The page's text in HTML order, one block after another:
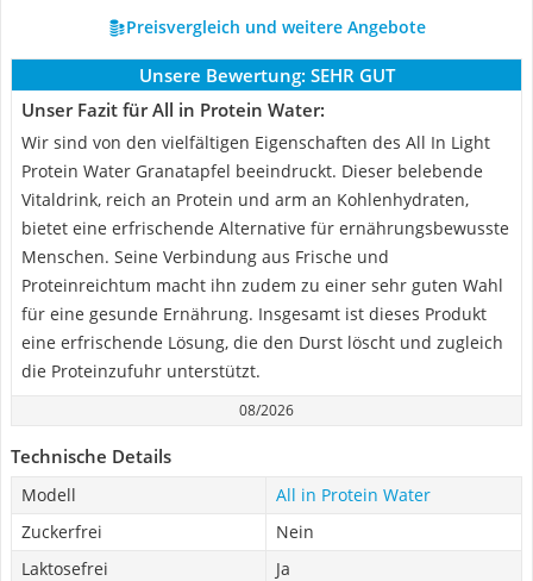
Preisvergleich und weitere Angebote
Unsere Bewertung: SEHR GUT
Unser Fazit für All in Protein Water:
Wir sind von den vielfältigen Eigenschaften des All In Light
Protein Water Granatapfel beeindruckt. Dieser belebende
Vitaldrink, reich an Protein und arm an Kohlenhydraten,
bietet eine erfrischende Alternative für ernährungsbewusste
Menschen. Seine Verbindung aus Frische und
Proteinreichtum macht ihn zudem zu einer sehr guten Wahl
für eine gesunde Ernährung. Insgesamt ist dieses Produkt
eine erfrischende Lösung, die den Durst löscht und zugleich
die Proteinzufuhr unterstützt.
08/2026
Technische Details
Modell
All in Protein Water
Zuckerfrei
Nein
Laktosefrei
Ja